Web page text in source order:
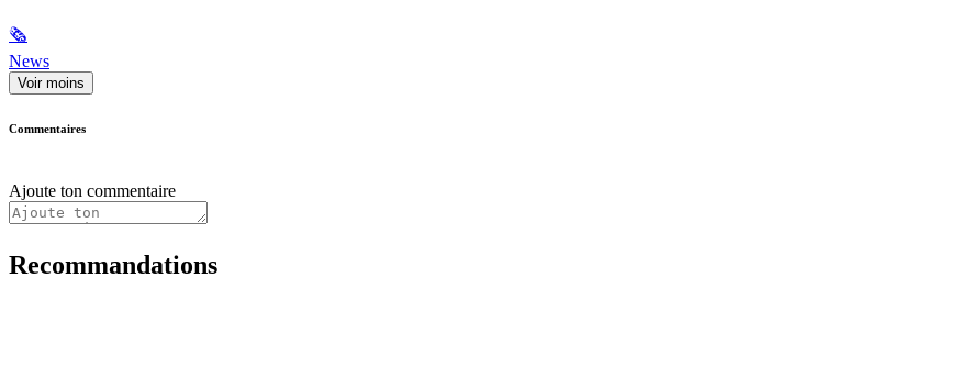
🗞
News
Voir moins
Commentaires
Ajoute ton commentaire
Recommandations